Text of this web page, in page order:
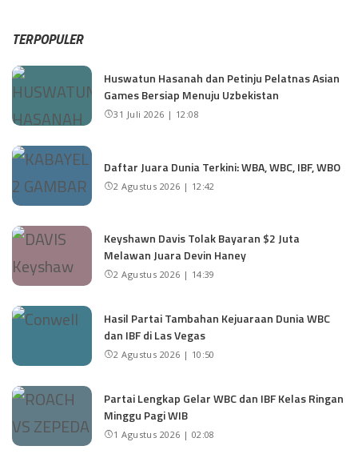
TERPOPULER
Huswatun Hasanah dan Petinju Pelatnas Asian
Games Bersiap Menuju Uzbekistan
31 Juli 2026 | 12:08
Daftar Juara Dunia Terkini: WBA, WBC, IBF, WBO
2 Agustus 2026 | 12:42
Keyshawn Davis Tolak Bayaran $2 Juta
Melawan Juara Devin Haney
2 Agustus 2026 | 14:39
Hasil Partai Tambahan Kejuaraan Dunia WBC
dan IBF di Las Vegas
2 Agustus 2026 | 10:50
Partai Lengkap Gelar WBC dan IBF Kelas Ringan
Minggu Pagi WIB
1 Agustus 2026 | 02:08